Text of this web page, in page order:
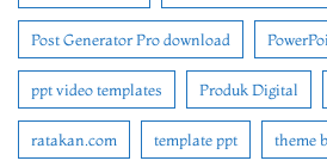
Post Generator Pro download
ppt video templates Produk Digital
ratakan.com template ppt theme